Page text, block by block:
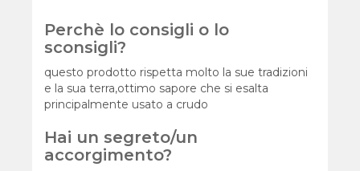
Perchè lo consigli o lo
sconsigli?
questo prodotto rispetta molto la sue tradizioni
e la sua terra,ottimo sapore che si esalta
principalmente usato a crudo
Hai un segreto/un
accorgimento?